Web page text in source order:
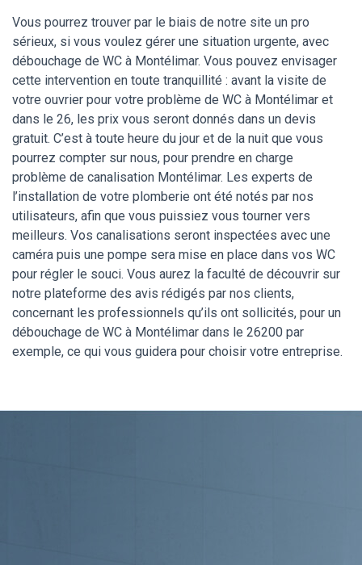
Vous pourrez trouver par le biais de notre site un pro
sérieux, si vous voulez gérer une situation urgente, avec
débouchage de WC à Montélimar. Vous pouvez envisager
cette intervention en toute tranquillité : avant la visite de
votre ouvrier pour votre problème de WC à Montélimar et
dans le 26, les prix vous seront donnés dans un devis
gratuit. C’est à toute heure du jour et de la nuit que vous
pourrez compter sur nous, pour prendre en charge
problème de canalisation Montélimar. Les experts de
l’installation de votre plomberie ont été notés par nos
utilisateurs, afin que vous puissiez vous tourner vers
meilleurs. Vos canalisations seront inspectées avec une
caméra puis une pompe sera mise en place dans vos WC
pour régler le souci. Vous aurez la faculté de découvrir sur
notre plateforme des avis rédigés par nos clients,
concernant les professionnels qu’ils ont sollicités, pour un
débouchage de WC à Montélimar dans le 26200 par
exemple, ce qui vous guidera pour choisir votre entreprise.